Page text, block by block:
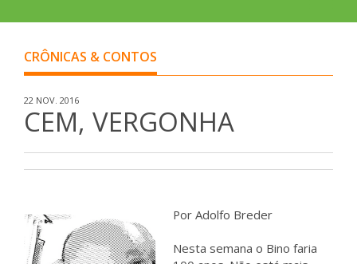
CRÔNICAS & CONTOS
22 NOV. 2016
CEM, VERGONHA
Por Adolfo Breder
Nesta semana o Bino faria